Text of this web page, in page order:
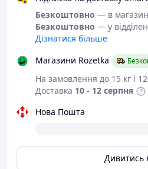
Матеріал:високоміцна
натуральне дерево.
Колір:чорний.
Увага! Аксесуари зображені на
входять.
Підставка продається в
тому може стати чудовим
свято. Зробіть свою кухню
Безкоштовно — в
Безкоштовно — у
Дізнатися більше
Магазини Rozetka
На замовлення до 15 кг і
Доставка 10 - 12 серпня
Нова Пошта
Дивитись